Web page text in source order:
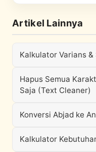
Artikel Lainnya
Kalkulator Varians
Hapus Semua
Saja (Text Cleaner)
Konversi Abjad ke
Kalkulator